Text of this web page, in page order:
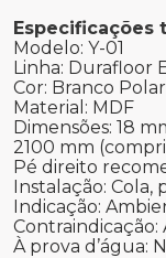
Especificações
Modelo: Y-01
Linha: Durafloor
Cor: Branco Polar
Material: MDF
Dimensões: 18
2100 mm
Pé direito
Instalação: Cola,
Indicação:
À prova d’água: